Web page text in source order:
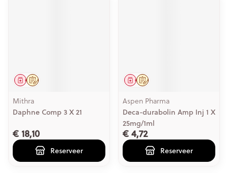
Op voorschrift
Geneesmiddel
Mithra
Daphne Comp 3 X 21
€ 18,10
Reserveer
Op voorschrift
Geneesmiddel
Aspen Pharma
Deca-durabolin Amp Inj 1 X
25mg/1ml
€ 4,72
Reserveer